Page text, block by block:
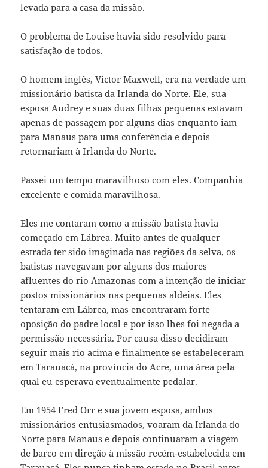
levada para a casa da missão.
O problema de Louise havia sido resolvido para
satisfação de todos.
O homem inglês, Victor Maxwell, era na verdade um
missionário batista da Irlanda do Norte. Ele, sua
esposa Audrey e suas duas filhas pequenas estavam
apenas de passagem por alguns dias enquanto iam
para Manaus para uma conferência e depois
retornariam à Irlanda do Norte.
Passei um tempo maravilhoso com eles. Companhia
excelente e comida maravilhosa.
Eles me contaram como a missão batista havia
começado em Lábrea. Muito antes de qualquer
estrada ter sido imaginada nas regiões da selva, os
batistas navegavam por alguns dos maiores
afluentes do rio Amazonas com a intenção de iniciar
postos missionários nas pequenas aldeias. Eles
tentaram em Lábrea, mas encontraram forte
oposição do padre local e por isso lhes foi negada a
permissão necessária. Por causa disso decidiram
seguir mais rio acima e finalmente se estabeleceram
em Tarauacá, na província do Acre, uma área pela
qual eu esperava eventualmente pedalar.
Em 1954 Fred Orr e sua jovem esposa, ambos
missionários entusiasmados, voaram da Irlanda do
Norte para Manaus e depois continuaram a viagem
de barco em direção à missão recém-estabelecida em